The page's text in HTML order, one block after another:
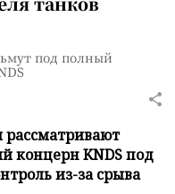
под полный
концерн KNDS под
из-за срыва